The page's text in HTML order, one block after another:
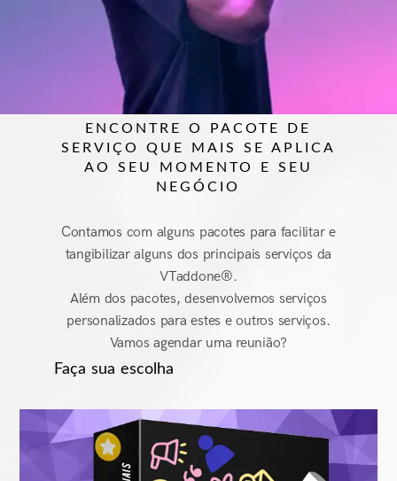
ENCONTRE O PACOTE DE
SERVIÇO QUE MAIS SE APLICA
AO SEU MOMENTO E SEU
NEGÓCIO
Contamos com alguns pacotes para facilitar e
tangibilizar alguns dos principais serviços da
VTaddone®.
Além dos pacotes, desenvolvemos serviços
personalizados para estes e outros serviços.
Vamos agendar uma reunião?
Faça sua escolha